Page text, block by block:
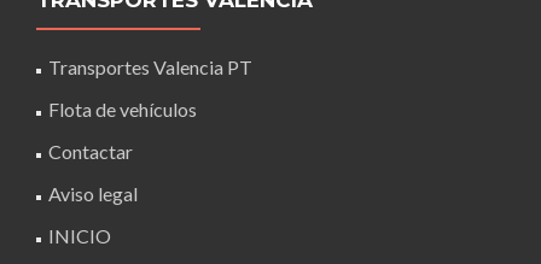
Transportes Valencia PT
Flota de vehículos
Contactar
Aviso legal
INICIO